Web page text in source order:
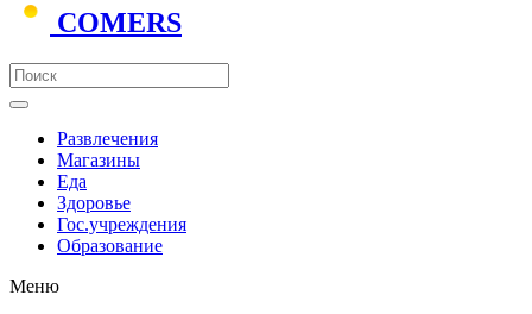
COMERS
Развлечения
Магазины
Еда
Здоровье
Гос.учреждения
Образование
Меню